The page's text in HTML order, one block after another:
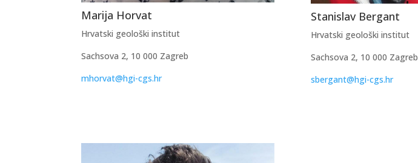
Marija Horvat
Hrvatski geološki institut
Sachsova 2, 10 000 Zagreb
mhorvat@hgi-cgs.hr
Stanislav Bergant
Hrvatski geološki institut
Sachsova 2, 10 000 Zagreb
sbergant@hgi-cgs.hr